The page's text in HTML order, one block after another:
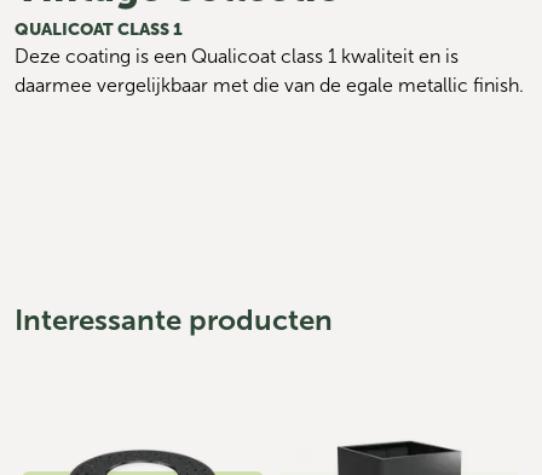
QUALICOAT CLASS 1
Deze coating is een Qualicoat class 1 kwaliteit en is
daarmee vergelijkbaar met die van de egale metallic finish.
Interessante producten